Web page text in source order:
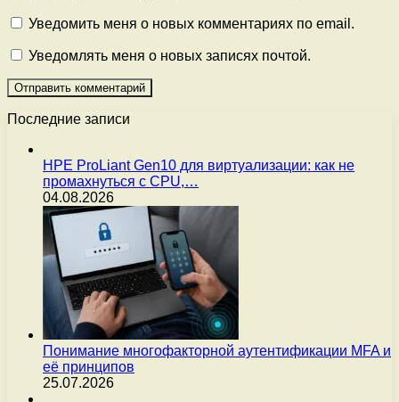
Уведомить меня о новых комментариях по email.
Уведомлять меня о новых записях почтой.
Последние записи
HPE ProLiant Gen10 для виртуализации: как не
промахнуться с CPU,…
04.08.2026
Понимание многофакторной аутентификации MFA и
её принципов
25.07.2026